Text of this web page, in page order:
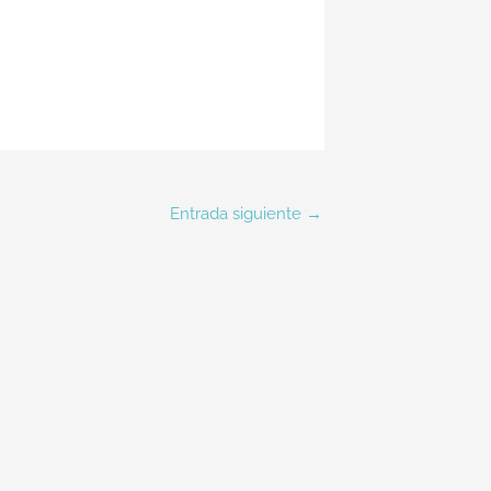
Entrada siguiente →